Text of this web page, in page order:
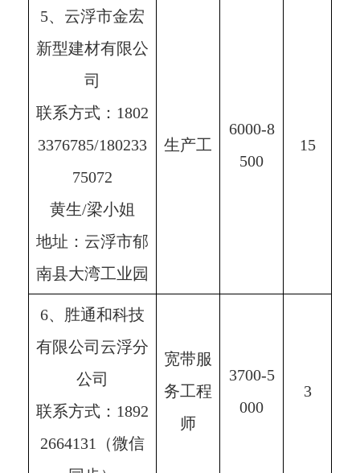
5、云浮市金宏
新型建材有限公
司
联系方式：1802
3376785/180233
75072
黄生/梁小姐
地址：云浮市郁
南县大湾工业园
生产工
6000-8
500
15
6、胜通和科技
有限公司云浮分
公司
联系方式：1892
2664131（微信
宽带服
务工程
师
3700-5
000
3